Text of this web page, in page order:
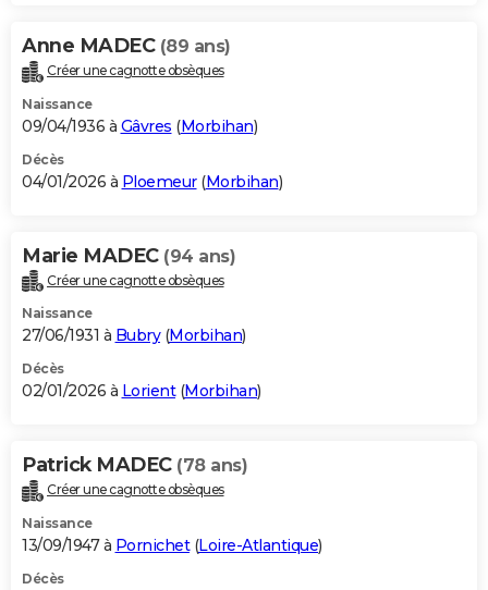
Anne MADEC (89 ans)
Créer une cagnotte obsèques
Naissance
09/04/1936 à Gâvres (Morbihan)
Décès
04/01/2026 à Ploemeur(Morbihan)
Marie MADEC (94 ans)
Créer une cagnotte obsèques
Naissance
27/06/1931 à Bubry(Morbihan)
Décès
02/01/2026 à Lorient(Morbihan)
Patrick MADEC (78 ans)
Créer une cagnotte obsèques
Naissance
13/09/1947 à Pornichet(Loire-Atlantique)
Décès